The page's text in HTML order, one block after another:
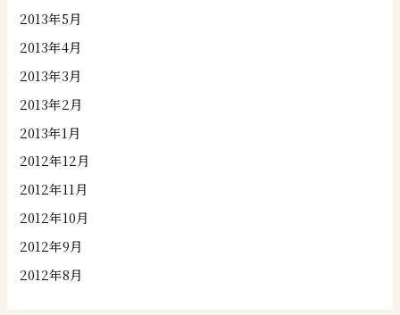
2013年5月
2013年4月
2013年3月
2013年2月
2013年1月
2012年12月
2012年11月
2012年10月
2012年9月
2012年8月